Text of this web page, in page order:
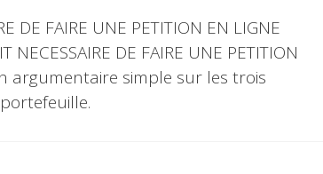
DE FAIRE UNE PETITION EN LIGNE
NECESSAIRE DE FAIRE UNE PETITION
argumentaire simple sur les trois